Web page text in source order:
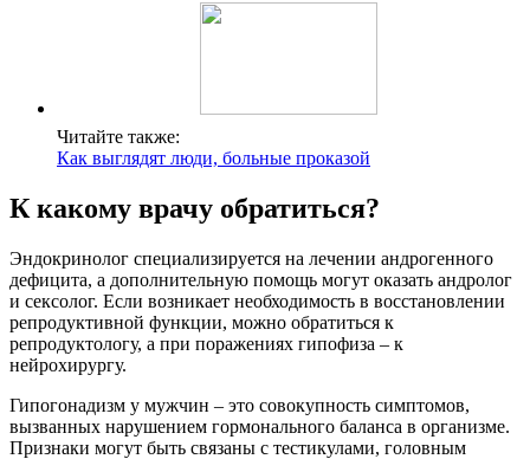
Читайте также:
Как выглядят люди, больные проказой
К какому врачу обратиться?
Эндокринолог специализируется на лечении андрогенного
дефицита, а дополнительную помощь могут оказать андролог
и сексолог. Если возникает необходимость в восстановлении
репродуктивной функции, можно обратиться к
репродуктологу, а при поражениях гипофиза – к
нейрохирургу.
Гипогонадизм у мужчин – это совокупность симптомов,
вызванных нарушением гормонального баланса в организме.
Признаки могут быть связаны с тестикулами, головным